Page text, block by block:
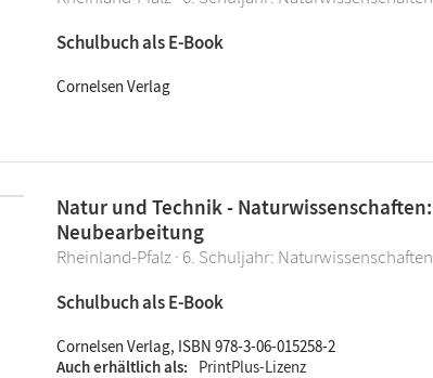
Schulbuch als E-Book
Cornelsen Verlag
Natur und Technik - Naturwissenschaften:
Neubearbeitung
Rheinland-Pfalz · 6. Schuljahr: Naturwissenschaften
Schulbuch als E-Book
Cornelsen Verlag, ISBN 978-3-06-015258-2
Auch erhältlich als
PrintPlus-Lizenz